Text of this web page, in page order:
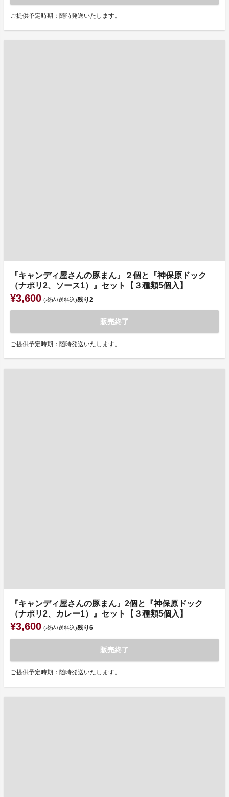
ご提供予定時期：随時発送いたします。
『キャンディ屋さんの豚まん』２個と『神保原ドック
（ナポリ2、ソース1）』セット【３種類5個入】
¥3,600 (税込/送料込)残り2
販売終了
ご提供予定時期：随時発送いたします。
『キャンディ屋さんの豚まん』2個と『神保原ドック
（ナポリ2、カレー1）』セット【３種類5個入】
¥3,600 (税込/送料込)残り6
販売終了
ご提供予定時期：随時発送いたします。